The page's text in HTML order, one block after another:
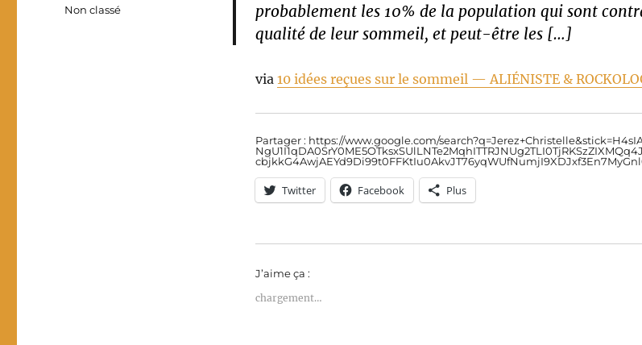
probablement les 10% de la population qui sont
qualité de leur sommeil, et peut-être les […]
via 10 idées reçues sur le sommeil — ALIÉNISTE &
Partager : https://www.google.com/
Twitter Facebook Plus
J’aime ça :
chargement…
Catégories
Non classé